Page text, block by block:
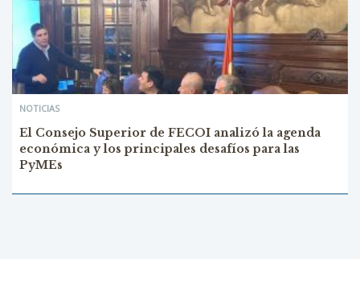
NOTICIAS
El Consejo Superior de FECOI analizó la agenda
económica y los principales desafíos para las
PyMEs